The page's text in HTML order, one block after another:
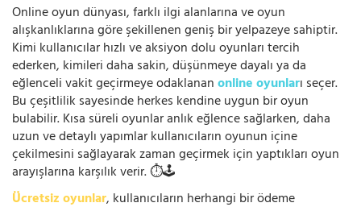
Online oyun dünyası, farklı ilgi alanlarına ve oyun
alışkanlıklarına göre şekillenen geniş bir yelpazeye sahiptir.
Kimi kullanıcılar hızlı ve aksiyon dolu oyunları tercih
ederken, kimileri daha sakin, düşünmeye dayalı ya da
eğlenceli vakit geçirmeye odaklananonline oyunları seçer.
Bu çeşitlilik sayesinde herkes kendine uygun bir oyun
bulabilir. Kısa süreli oyunlar anlık eğlence sağlarken, daha
uzun ve detaylı yapımlar kullanıcıların oyunun içine
çekilmesini sağlayarak zaman geçirmek için yaptıkları oyun
arayışlarına karşılık verir. ⏱️🕹️
Ücretsiz oyunlar, kullanıcıların herhangi bir ödeme